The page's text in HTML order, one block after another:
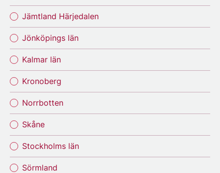
Jämtland Härjedalen
Jönköpings län
Kalmar län
Kronoberg
Norrbotten
Skåne
Stockholms län
Sörmland